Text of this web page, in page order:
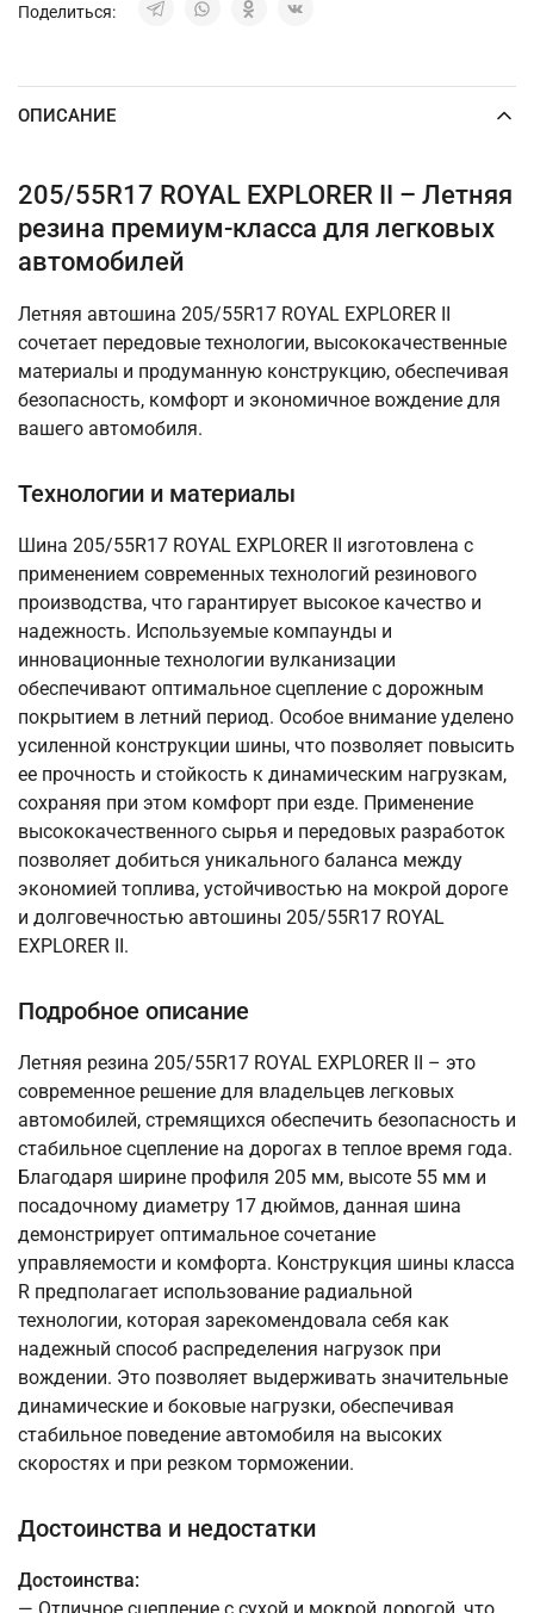
Поделиться:
ОПИСАНИЕ
205/55R17 ROYAL EXPLORER II – Летняя
резина премиум-класса для легковых
автомобилей
Летняя автошина 205/55R17 ROYAL EXPLORER II
сочетает передовые технологии, высококачественные
материалы и продуманную конструкцию, обеспечивая
безопасность, комфорт и экономичное вождение для
вашего автомобиля.
Технологии и материалы
Шина 205/55R17 ROYAL EXPLORER II изготовлена с
применением современных технологий резинового
производства, что гарантирует высокое качество и
надежность. Используемые компаунды и
инновационные технологии вулканизации
обеспечивают оптимальное сцепление с дорожным
покрытием в летний период. Особое внимание уделено
усиленной конструкции шины, что позволяет повысить
ее прочность и стойкость к динамическим нагрузкам,
сохраняя при этом комфорт при езде. Применение
высококачественного сырья и передовых разработок
позволяет добиться уникального баланса между
экономией топлива, устойчивостью на мокрой дороге
и долговечностью автошины 205/55R17 ROYAL
EXPLORER II.
Подробное описание
Летняя резина 205/55R17 ROYAL EXPLORER II – это
современное решение для владельцев легковых
автомобилей, стремящихся обеспечить безопасность и
стабильное сцепление на дорогах в теплое время года.
Благодаря ширине профиля 205 мм, высоте 55 мм и
посадочному диаметру 17 дюймов, данная шина
демонстрирует оптимальное сочетание
управляемости и комфорта. Конструкция шины класса
R предполагает использование радиальной
технологии, которая зарекомендовала себя как
надежный способ распределения нагрузок при
вождении. Это позволяет выдерживать значительные
динамические и боковые нагрузки, обеспечивая
стабильное поведение автомобиля на высоких
скоростях и при резком торможении.
Достоинства и недостатки
Достоинства: